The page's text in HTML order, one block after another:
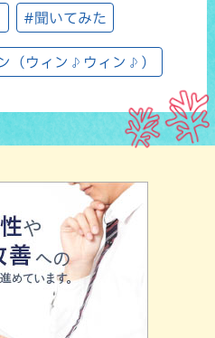
#聞いてみた
（ウィン♪ウィン♪）